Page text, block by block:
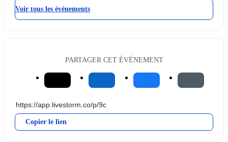
Voir tous les événements
PARTAGER CET ÉVÉNEMENT
Copier le lien